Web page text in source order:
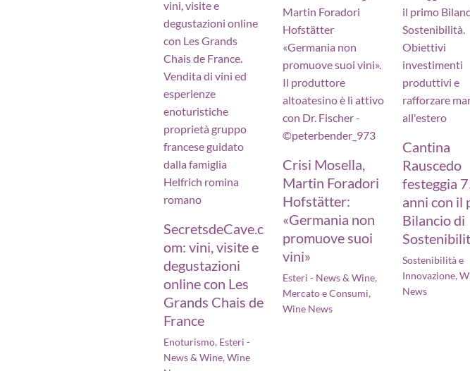
SecretsdeCave.c
om: vini, visite e
degustazioni
online con Les
Grands Chais de
France
Enoturismo, Esteri -
News & Wine,Wine
Crisi Mosella,
Martin Foradori
Hofstätter:
«Germania non
promuove suoi
vini»
Esteri - News & Wine,
Mercato e Consumi,
Wine News
Cantina
Rauscedo
festeggia
anni con il
Bilancio di
Sostenibilità e
Innovazione,
News